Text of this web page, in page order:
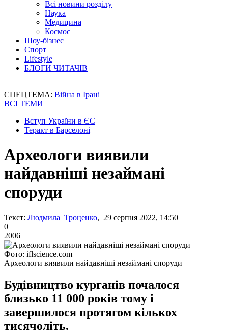
Всі новини розділу
Наука
Медицина
Космос
Шоу-бізнес
Спорт
Lifestyle
БЛОГИ ЧИТАЧІВ
СПЕЦТЕМА: Війна в Ірані
ВСІ ТЕМИ
Вступ України в ЄС
Теракт в Барселоні
Археологи виявили
найдавніші незаймані
споруди
Текст: Людмила Троценко, 29 серпня 2022, 14:50
0
2006
Фото: iflscience.com
Археологи виявили найдавніші незаймані споруди
Будівництво курганів почалося
близько 11 000 років тому і
завершилося протягом кількох
тисячоліть.